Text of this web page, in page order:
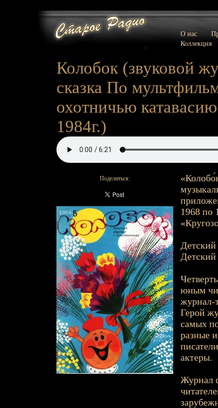
О нас
Коллекция
Колобок (звуковой
сказка По
охотничью
1984г.)
Поделиться:
1968 по
Детский
юным
журнал-
Герой
самых
разные
актеры.
Журнал